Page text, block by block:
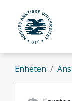
Gå til hovedinnhold
UiT
Enheten